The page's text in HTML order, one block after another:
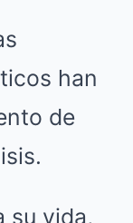
han
de
su vida,